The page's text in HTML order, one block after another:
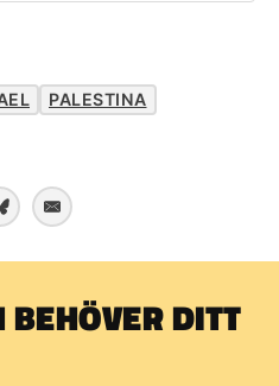
PALESTINA
DITT